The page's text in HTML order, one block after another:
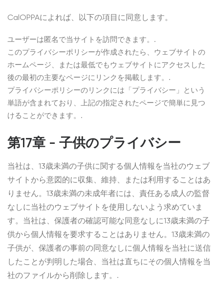
CalOPPAによれば、以下の項目に同意します。
ユーザーは匿名で当サイトを訪問できます。.
このプライバシーポリシーが作成されたら、ウェブサイトの
ホームページ、または最低でもウェブサイトにアクセスした
後の最初の主要なページにリンクを掲載します。.
プライバシーポリシーのリンクには「プライバシー」という
単語が含まれており、上記の指定されたページで簡単に見つ
けることができます。.
第17章 - 子供のプライバシー
当社は、13歳未満の子供に関する個人情報を当社のウェブ
サイトから意図的に収集、維持、または利用することはあ
りません。13歳未満の未成年者には、責任ある成人の監督
なしに当社のウェブサイトを使用しないよう求めていま
す。当社は、保護者の確認可能な同意なしに13歳未満の子
供から個人情報を要求することはありません。13歳未満の
子供が、保護者の事前の同意なしに個人情報を当社に送信
したことが判明した場合、当社は直ちにその個人情報を当
社のファイルから削除します。.